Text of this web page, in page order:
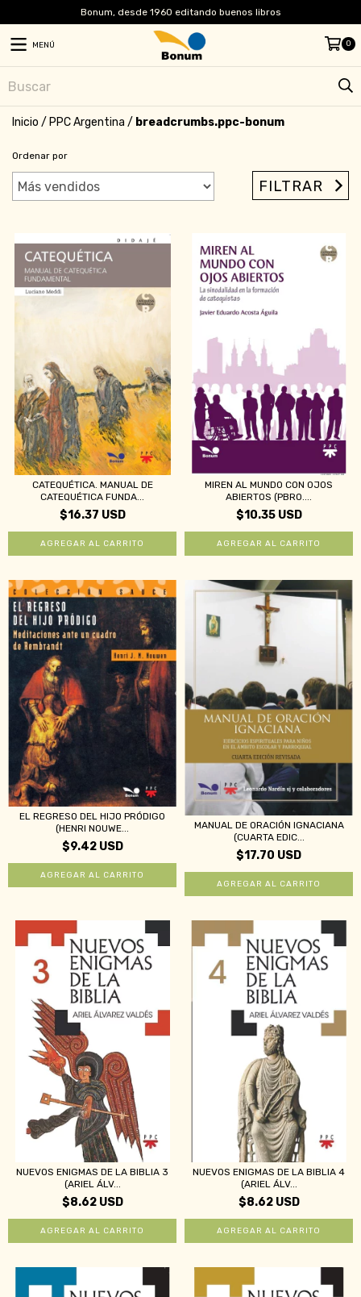
Bonum, desde 1960 editando buenos libros
MENÚ 0
Inicio / PPC Argentina / breadcrumbs.ppc-bonum
Ordenar por
FILTRAR
CATEQUÉTICA. MANUAL DE
CATEQUÉTICA FUNDA...
$16.37 USD
MIREN AL MUNDO CON OJOS
ABIERTOS (PBRO....
$10.35 USD
EL REGRESO DEL HIJO PRÓDIGO
(HENRI NOUWE...
$9.42 USD
MANUAL DE ORACIÓN IGNACIANA
(CUARTA EDIC...
$17.70 USD
NUEVOS ENIGMAS DE LA BIBLIA 3
(ARIEL ÁLV...
$8.62 USD
NUEVOS ENIGMAS DE LA BIBLIA 4
(ARIEL ÁLV...
$8.62 USD